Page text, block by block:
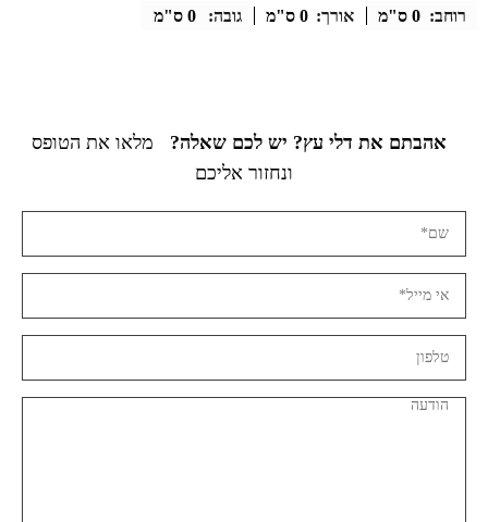
רוחב: 0 ס"מ אורך: 0 ס"מ גובה: 0 ס"מ
אהבתם את דלי עץ? יש לכם שאלה?
מלאו את הטופס
ונחזור אליכם